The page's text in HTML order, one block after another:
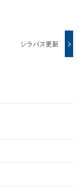
シラバス更新